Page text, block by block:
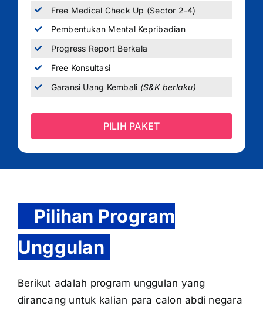
Free Medical Check Up (Sector 2-4)
Pembentukan Mental Kepribadian
Progress Report Berkala
Free Konsultasi
Garansi Uang Kembali (S&K berlaku)
PILIH PAKET
Pilihan Program
Unggulan
Berikut adalah program unggulan yang
dirancang untuk kalian para calon abdi negara